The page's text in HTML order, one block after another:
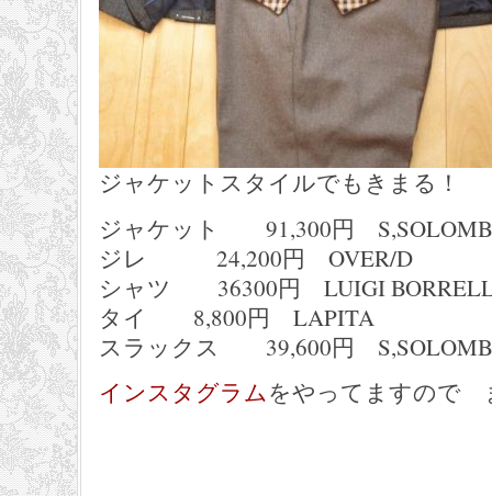
ジャケットスタイルでもきまる！
ジャケット 91,300円
ジレ 24,200円 OVER/D
シャツ 36300円 LUIGI
タイ 8,800円 LAPITA
スラックス 39,600円
インスタグラムをやってますので